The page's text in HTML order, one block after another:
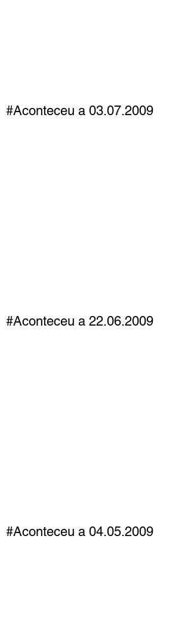
#Aconteceu a 03.07.2009
#Aconteceu a 22.06.2009
#Aconteceu a 04.05.2009